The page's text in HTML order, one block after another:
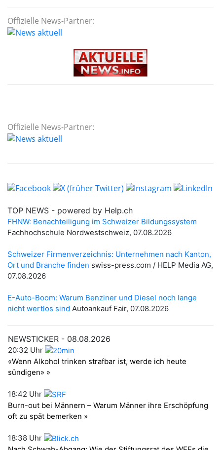
Offizielle News-Partner:
Offizielle News-Partner: